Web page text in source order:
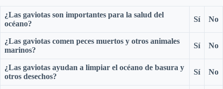
¿Las gaviotas son importantes para la salud del
océano?
Sí No
¿Las gaviotas comen peces muertos y otros animales
marinos?
Sí No
¿Las gaviotas ayudan a limpiar el océano de basura y
otros desechos?
Sí No